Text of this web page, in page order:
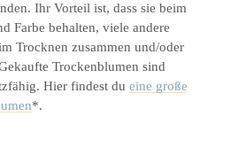
Ihr Vorteil ist, dass sie beim
Farbe behalten, viele andere
Trocknen zusammen und/oder
Trockenblumen sind
Hier findest du eine große
*.